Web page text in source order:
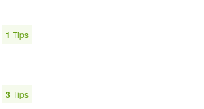
1 Tips
3Tips